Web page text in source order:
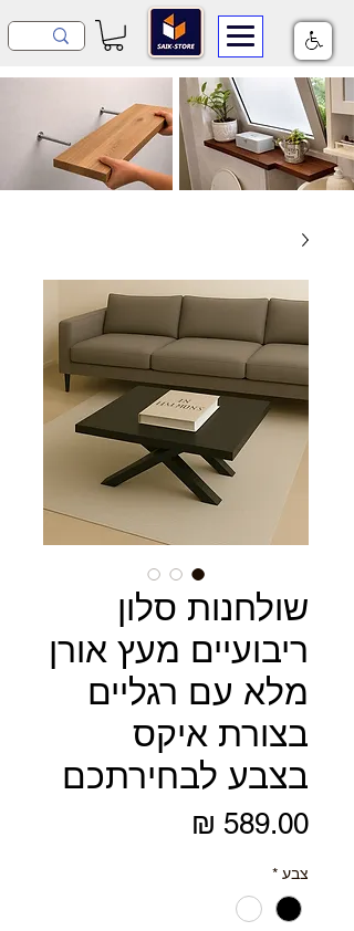
שולחנות סלון
ריבועיים מעץ אורן
מלא עם רגליים
בצורת איקס
בצבע לבחירתכם
צבע *